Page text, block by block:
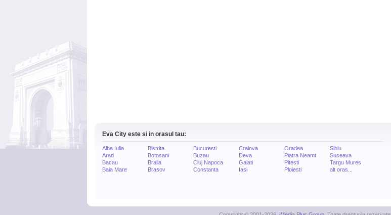
Eva City este si in orasul tau:
Alba Iulia
Arad
Bacau
Baia Mare
Bistrita
Botosani
Braila
Brasov
Bucuresti
Buzau
Cluj Napoca
Constanta
Craiova
Deva
Galati
Iasi
Oradea
Piatra Neamt
Pitesti
Ploiesti
Sibiu
Suceava
Targu Mures
alt oras...